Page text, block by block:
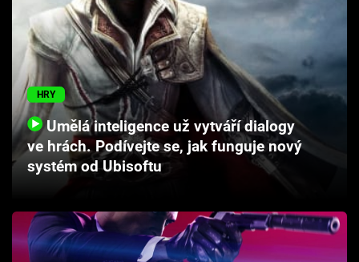
Seriály
Hry
Cool Esport
Pořady
TV Program
Sledujte prima+
HRY
Umělá inteligence už vytváří dialogy
ve hrách. Podívejte se, jak funguje nový
systém od Ubisoftu